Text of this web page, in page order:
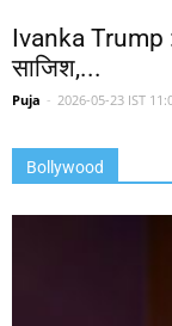
Ivanka Trump :
साजिश,...
Puja - 2026-05-23 IST
Bollywood